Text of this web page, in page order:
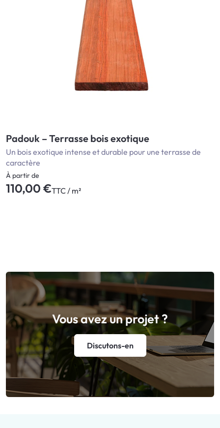
Padouk – Terrasse bois exotique
Un bois exotique intense et durable pour une terrasse de
caractère
À partir de
110,00 €TTC / m²
Vous avez un projet ?
Discutons-en